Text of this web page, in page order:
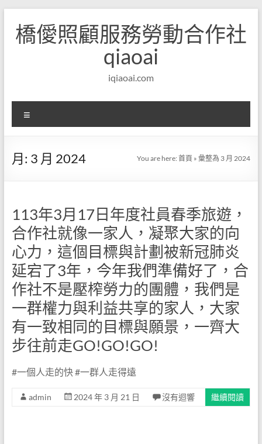
content
橋僾照顧服務勞動合作社
qiaoai
iqiaoai.com
單
月: 3 月 2024 You are here:首頁 »彙整為 3 月 2024
113年3月17日年度社員春季旅遊，
合作社就像一家人，凝聚大家的向
心力，這個目標與計劃被新冠肺炎
延宕了3年，今年我們準備好了，合
作社不是壓榨勞力的團體，我們是
一群權力與利益共享的家人，大家
有一致相同的目標與願景，一齊大
步往前走GO!GO!GO!
#一個人走的快 #一群人走得遠
admin 2024 年 3 月 21 日 沒有迴響 繼續閱讀